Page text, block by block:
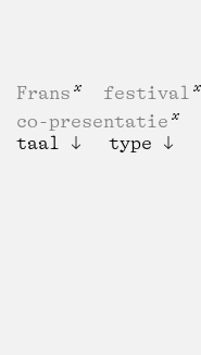
Frans festival
co-presentatie
taal
type